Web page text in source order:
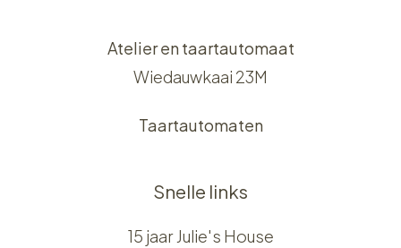
Atelier en taartautomaat
Wiedauwkaai 23M
Taartautomaten
Snelle links
15 jaar Julie's House